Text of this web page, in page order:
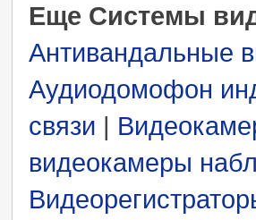
Еще Системы
Антивандальные
Аудиодомофон
связи |
видеокамеры